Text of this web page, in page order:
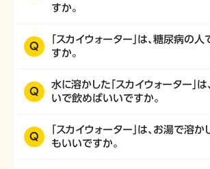
すか。
Q
「スカイウォーター」は、糖尿病の
すか。
Q
水に溶かした「スカイウォーター」は
いで飲めばいいですか。
Q
「スカイウォーター」は、お湯で溶
もいいですか。